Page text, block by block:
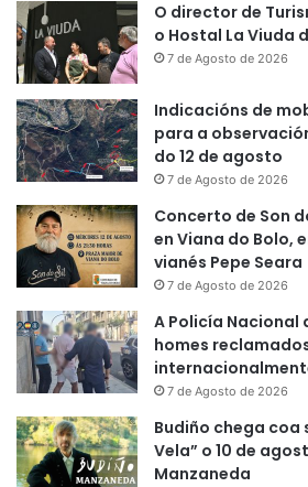
O director de
o Hostal La Viuda
7 de Agosto de 2026
Indicacións de
para a
do 12 de agosto
7 de Agosto de 2026
Concerto de Son
en Viana do Bolo,
vianés Pepe Seara
7 de Agosto de 2026
A Policía Nacional
homes
7 de Agosto de 2026
Budiño chega coa
Vela” o 10 de
Manzaneda